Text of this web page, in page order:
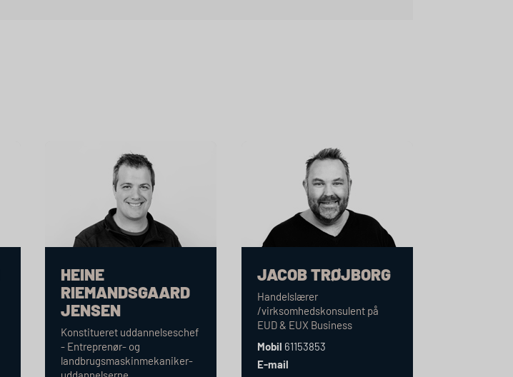
HEINE
RIEMANDSGAARD
JENSEN
Konstitueret uddannelseschef
- Entreprenør- og
landbrugsmaskinmekaniker-
JACOB TRØJBORG
Handelslærer
/virksomhedskonsulent på
EUD& EUX Business
Mobil 61153853
E-mail